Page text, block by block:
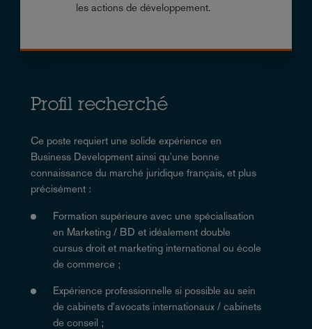
les actions de développement.
Profil recherché
Ce poste requiert une solide expérience en
Business Development ainsi qu'une bonne
connaissance du marché juridique français, et plus
précisément :
Formation supérieure avec une spécialisation
en Marketing / BD et idéalement double
cursus droit et marketing international ou école
de commerce ;
Expérience professionnelle si possible au sein
de cabinets d'avocats internationaux / cabinets
de conseil ;